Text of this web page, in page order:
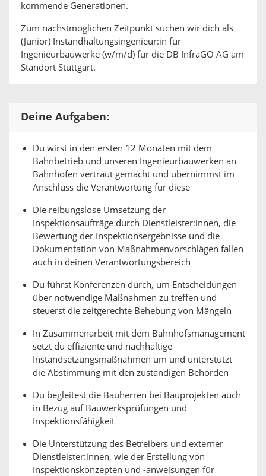
kommende Generationen.
Zum nächstmöglichen Zeitpunkt suchen wir dich als
(Junior) Instandhaltungsingenieur:in für
Ingenieurbauwerke (w/m/d) für die DB InfraGO AG am
Standort Stuttgart.
Deine Aufgaben:
Du wirst in den ersten 12 Monaten mit dem
Bahnbetrieb und unseren Ingenieurbauwerken an
Bahnhöfen vertraut gemacht und übernimmst im
Anschluss die Verantwortung für diese
Die reibungslose Umsetzung der
Inspektionsaufträge durch Dienstleister:innen, die
Bewertung der Inspektionsergebnisse und die
Dokumentation von Maßnahmenvorschlägen fallen
auch in deinen Verantwortungsbereich
Du führst Konferenzen durch, um Entscheidungen
über notwendige Maßnahmen zu treffen und
steuerst die zeitgerechte Behebung von Mängeln
In Zusammenarbeit mit dem Bahnhofsmanagement
setzt du effiziente und nachhaltige
Instandsetzungsmaßnahmen um und unterstützt
die Abstimmung mit den zuständigen Behörden
Du begleitest die Bauherren bei Bauprojekten auch
in Bezug auf Bauwerksprüfungen und
Inspektionsfähigkeit
Die Unterstützung des Betreibers und externer
Dienstleister:innen, wie der Erstellung von
Inspektionskonzepten und -anweisungen für